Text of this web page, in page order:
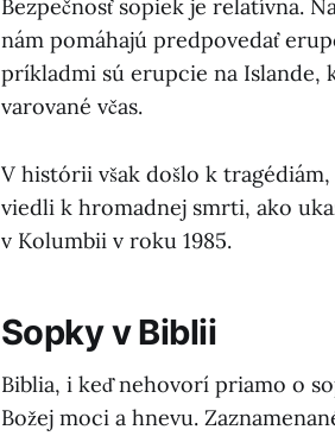
Bezpečnosť sopiek je relatívna.
nám pomáhajú predpovedať
príkladmi sú erupcie na Islande,
varované včas.
V histórii však došlo k
viedli k hromadnej smrti, ako
v Kolumbii v roku 1985.
Sopky v Biblii
Biblia, i keď nehovorí priamo o
Božej moci a hnevu.